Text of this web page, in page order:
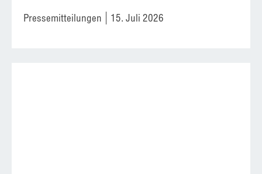
Pressemitteilungen 15. Juli 2026